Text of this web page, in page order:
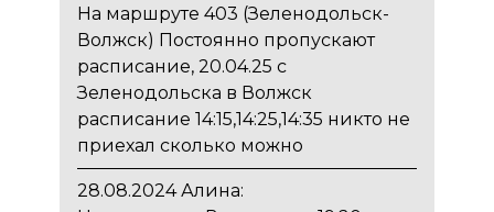
На маршруте 403 (Зеленодольск-
Волжск) Постоянно пропускают
расписание, 20.04.25 с
Зеленодольска в Волжск
расписание 14:15,14:25,14:35 никто не
приехал сколько можно
28.08.2024 Алина: